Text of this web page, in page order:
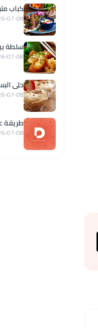
كباب
07-08
سلطة
07-08
حلى
07-08
طريقة
07-08